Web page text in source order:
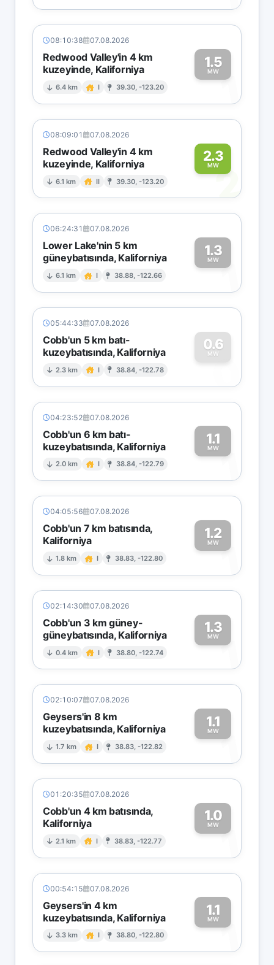
08:10:38 07.08.2026
Redwood Valley'in 4 km
kuzeyinde, Kaliforniya
6.4 km I 39.30, -123.20
1.5
MW1
08:09:01 07.08.2026
Redwood Valley'in 4 km
kuzeyinde, Kaliforniya
6.1 km II 39.30, -123.20
2.3
MW2
06:24:31 07.08.2026
Lower Lake'nin 5 km
güneybatısında, Kaliforniya
6.1 km I 38.88, -122.66
1.3
MW1
05:44:33 07.08.2026
Cobb'un 5 km batı-
kuzeybatısında, Kaliforniya
2.3 km I 38.84, -122.78
0.6
MW
0
04:23:52 07.08.2026
Cobb'un 6 km batı-
kuzeybatısında, Kaliforniya
2.0 km I 38.84, -122.79
1.1
MW1
04:05:56 07.08.2026
Cobb'un 7 km batısında,
Kaliforniya
1.8 km I 38.83, -122.80
1.2
MW1
02:14:30 07.08.2026
Cobb'un 3 km güney-
güneybatısında, Kaliforniya
0.4 km I 38.80, -122.74
1.3
MW1
02:10:07 07.08.2026
Geysers'in 8 km
kuzeybatısında, Kaliforniya
1.7 km I 38.83, -122.82
1.1
MW1
01:20:35 07.08.2026
Cobb'un 4 km batısında,
Kaliforniya
2.1 km I 38.83, -122.77
1.0
MW1
00:54:15 07.08.2026
Geysers'in 4 km
kuzeybatısında, Kaliforniya
3.3 km I 38.80, -122.80
1.1
MW1